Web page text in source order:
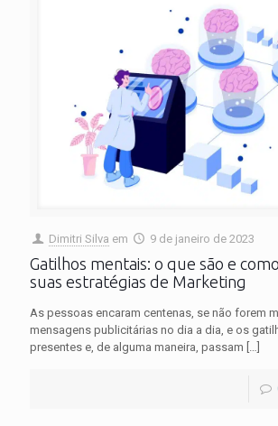
Dimitri Silva em 9 de janeiro de 2023
Gatilhos mentais: o que são e
suas estratégias de Marketing
As pessoas encaram centenas, se não forem
mensagens publicitárias no dia a dia, e os
presentes e, de alguma maneira, passam […]